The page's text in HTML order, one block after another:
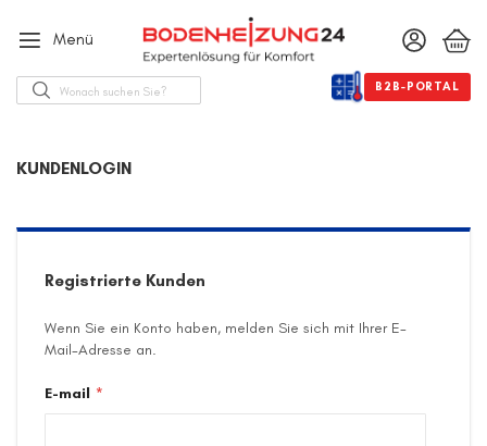
Menü
Suche B2B-PORTAL
KUNDENLOGIN
Registrierte Kunden
Wenn Sie ein Konto haben, melden Sie sich mit Ihrer E-
Mail-Adresse an.
E-mail